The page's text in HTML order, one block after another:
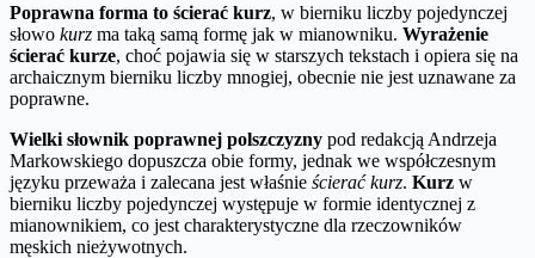
Poprawna forma to ścierać kurz, w bierniku liczby pojedynczej
słowo kurz ma taką samą formę jak w mianowniku. Wyrażenie
ścierać kurze, choć pojawia się w starszych tekstach i opiera się na
archaicznym bierniku liczby mnogiej, obecnie nie jest uznawane za
poprawne.
Wielki słownik poprawnej polszczyzny pod redakcją Andrzeja
Markowskiego dopuszcza obie formy, jednak we współczesnym
języku przeważa i zalecana jest właśnie ścierać kurz. Kurz w
bierniku liczby pojedynczej występuje w formie identycznej z
mianownikiem, co jest charakterystyczne dla rzeczowników
męskich nieżywotnych.